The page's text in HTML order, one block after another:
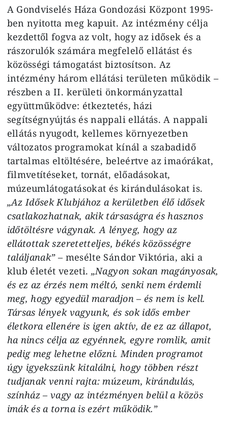
A Gondviselés Háza Gondozási Központ 1995-
ben nyitotta meg kapuit. Az intézmény célja
kezdettől fogva az volt, hogy az idősek és a
rászorulók számára megfelelő ellátást és
közösségi támogatást biztosítson. Az
intézmény három ellátási területen működik –
részben a II. kerületi önkormányzattal
együttműködve: étkeztetés, házi
segítségnyújtás és nappali ellátás. A nappali
ellátás nyugodt, kellemes környezetben
változatos programokat kínál a szabadidő
tartalmas eltöltésére, beleértve az imaórákat,
filmvetítéseket, tornát, előadásokat,
múzeumlátogatásokat és kirándulásokat is.
„Az Idősek Klubjához a kerületben élő idősek
csatlakozhatnak, akik társaságra és hasznos
időtöltésre vágynak. A lényeg, hogy az
ellátottak szeretetteljes, békés közösségre
találjanak”– mesélte Sándor Viktória, aki a
klub életét vezeti. „Nagyon sokan magányosak,
és ez az érzés nem méltó, senki nem érdemli
meg, hogy egyedül maradjon – és nem is kell.
Társas lények vagyunk, és sok idős ember
életkora ellenére is igen aktív, de ez az állapot,
ha nincs célja az egyénnek, egyre romlik, amit
pedig meg lehetne előzni. Minden programot
úgy igyekszünk kitalálni, hogy többen részt
tudjanak venni rajta: múzeum, kirándulás,
színház – vagy az intézményen belül a közös
imák és a torna is ezért működik.”